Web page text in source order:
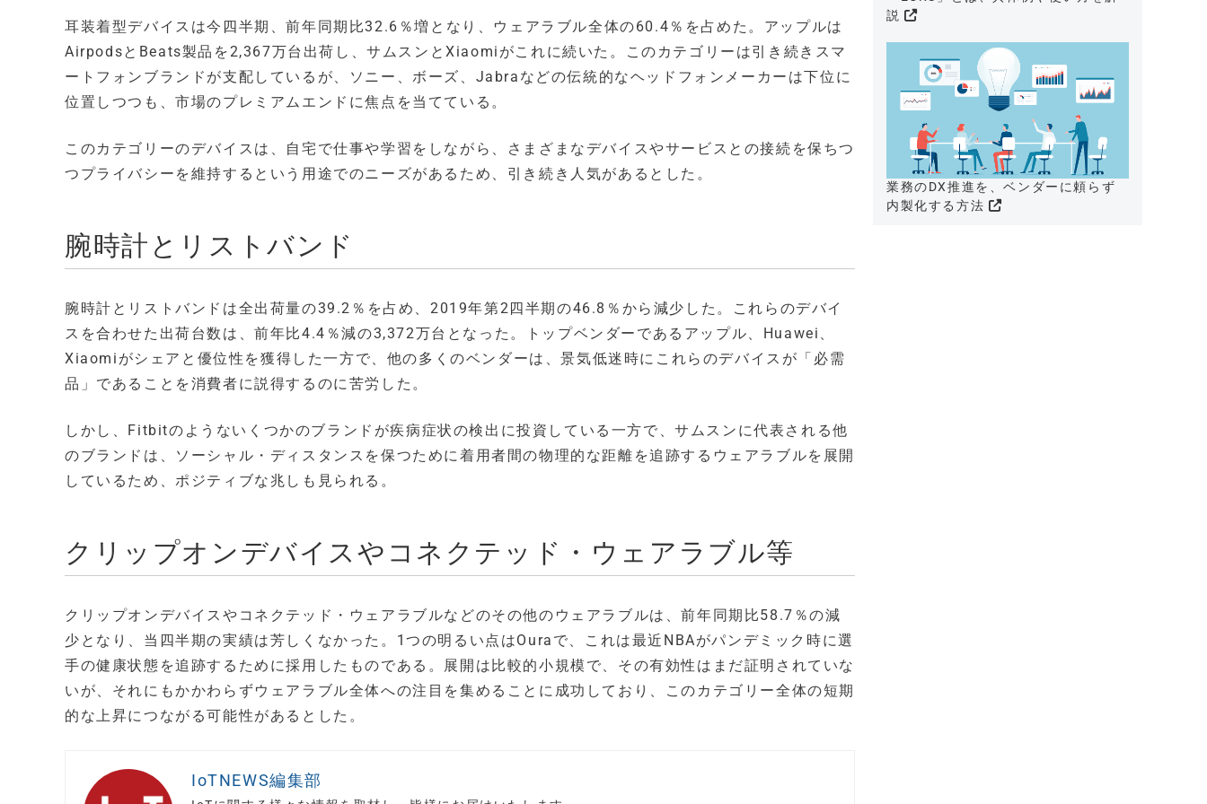
耳装着型デバイスは今四半期、前年同期比32.6％増となり、ウェアラブル全体の60.4％を占めた。アップルは
AirpodsとBeats製品を2,367万台出荷し、サムスンとXiaomiがこれに続いた。このカテゴリーは引き続きスマ
ートフォンブランドが支配しているが、ソニー、ボーズ、Jabraなどの伝統的なヘッドフォンメーカーは下位に
位置しつつも、市場のプレミアムエンドに焦点を当てている。
このカテゴリーのデバイスは、自宅で仕事や学習をしながら、さまざまなデバイスやサービスとの接続を保ちつ
つプライバシーを維持するという用途でのニーズがあるため、引き続き人気があるとした。
腕時計とリストバンド
腕時計とリストバンドは全出荷量の39.2％を占め、2019年第2四半期の46.8％から減少した。これらのデバイ
スを合わせた出荷台数は、前年比4.4％減の3,372万台となった。トップベンダーであるアップル、Huawei、
Xiaomiがシェアと優位性を獲得した一方で、他の多くのベンダーは、景気低迷時にこれらのデバイスが「必需
品」であることを消費者に説得するのに苦労した。
しかし、Fitbitのようないくつかのブランドが疾病症状の検出に投資している一方で、サムスンに代表される他
のブランドは、ソーシャル・ディスタンスを保つために着用者間の物理的な距離を追跡するウェアラブルを展開
しているため、ポジティブな兆しも見られる。
クリップオンデバイスやコネクテッド・ウェアラブル等
クリップオンデバイスやコネクテッド・ウェアラブルなどのその他のウェアラブルは、前年同期比58.7％の減
少となり、当四半期の実績は芳しくなかった。1つの明るい点はOuraで、これは最近NBAがパンデミック時に選
手の健康状態を追跡するために採用したものである。展開は比較的小規模で、その有効性はまだ証明されていな
いが、それにもかかわらずウェアラブル全体への注目を集めることに成功しており、このカテゴリー全体の短期
的な上昇につながる可能性があるとした。
IoTNEWS編集部
説
業務のDX推進を、ベンダーに頼らず
内製化する方法